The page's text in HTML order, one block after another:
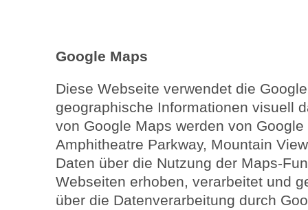
Google Maps
Diese Webseite verwendet die
geographische Informationen visuell
von Google Maps werden von
Amphitheatre Parkway, Mountain
Daten über die Nutzung der Maps-
Webseiten erhoben, verarbeitet und
über die Datenverarbeitung durch